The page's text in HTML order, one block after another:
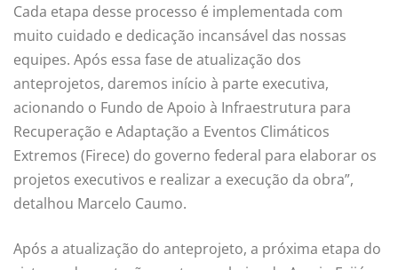
Cada etapa desse processo é implementada com
muito cuidado e dedicação incansável das nossas
equipes. Após essa fase de atualização dos
anteprojetos, daremos início à parte executiva,
acionando o Fundo de Apoio à Infraestrutura para
Recuperação e Adaptação a Eventos Climáticos
Extremos (Firece) do governo federal para elaborar os
projetos executivos e realizar a execução da obra”,
detalhou Marcelo Caumo.
Após a atualização do anteprojeto, a próxima etapa do